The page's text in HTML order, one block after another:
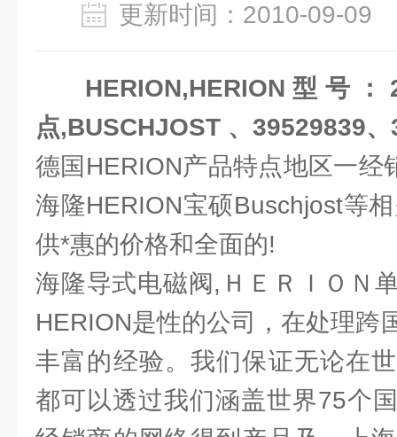
更新时间：2010-09-
HERION,HERION型号
点,BUSCHJOST 、39529839
德国HERION产品特点地区一经
海隆HERION宝硕Buschjost等
供*惠的价格和全面的!
海隆导式电磁阀,ＨＥＲＩＯＮ
HERION是性的公司，在处理跨
丰富的经验。我们保证无论在
都可以透过我们涵盖世界75个